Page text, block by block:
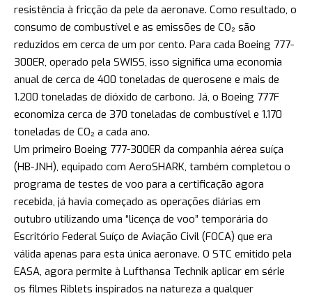
resistência à fricção da pele da aeronave. Como resultado, o
consumo de combustível e as emissões de CO₂ são
reduzidos em cerca de um por cento. Para cada Boeing 777-
300ER, operado pela SWISS, isso significa uma economia
anual de cerca de 400 toneladas de querosene e mais de
1.200 toneladas de dióxido de carbono. Já, o Boeing 777F
economiza cerca de 370 toneladas de combustível e 1.170
toneladas de CO₂ a cada ano.
Um primeiro Boeing 777-300ER da companhia aérea suíça
(HB-JNH), equipado com AeroSHARK, também completou o
programa de testes de voo para a certificação agora
recebida, já havia começado as operações diárias em
outubro utilizando uma “licença de voo” temporária do
Escritório Federal Suíço de Aviação Civil (FOCA) que era
válida apenas para esta única aeronave. O STC emitido pela
EASA, agora permite à Lufthansa Technik aplicar em série
os filmes Riblets inspirados na natureza a qualquer